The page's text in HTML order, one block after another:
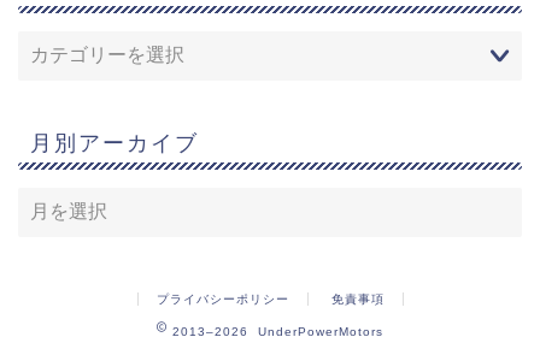
月別アーカイブ
プライバシーポリシー 免責事項
2013–2026 UnderPowerMotors